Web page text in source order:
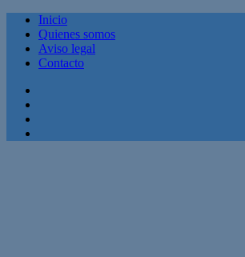
Inicio
Quienes somos
Aviso legal
Contacto